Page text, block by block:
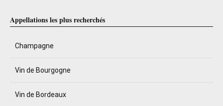
Appellations les plus recherchés
Champagne
Vin de Bourgogne
Vin de Bordeaux